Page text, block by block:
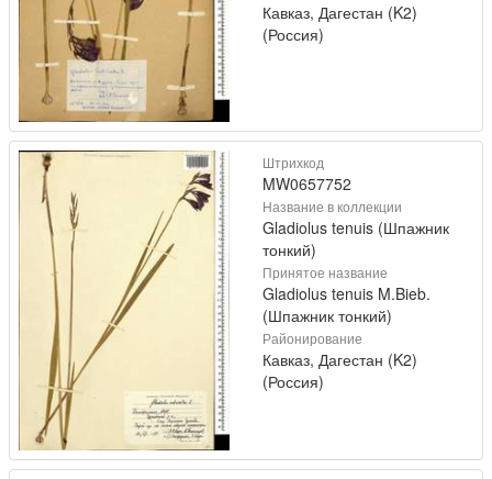
Кавказ, Дагестан (K2)
(Россия)
Штрихкод
MW0657752
Название в коллекции
Gladiolus tenuis (Шпажник
тонкий)
Принятое название
Gladiolus tenuis M.Bieb.
(Шпажник тонкий)
Районирование
Кавказ, Дагестан (K2)
(Россия)